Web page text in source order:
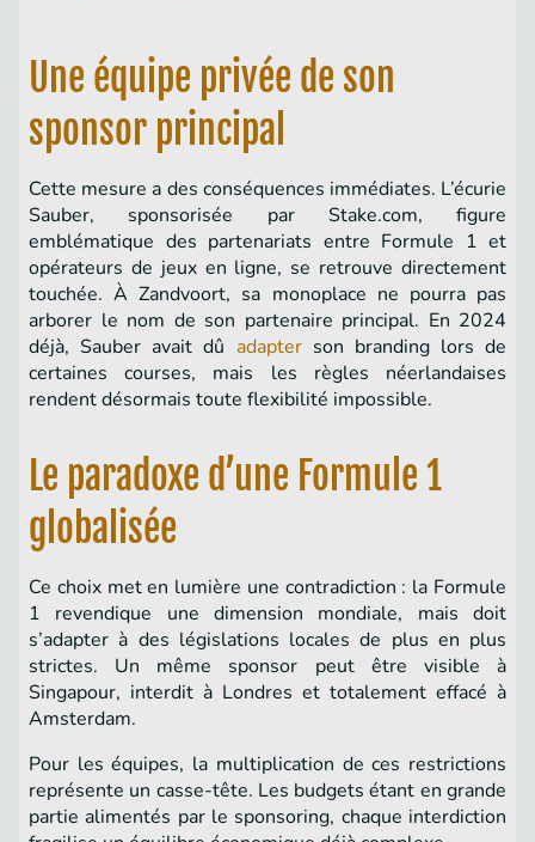
Une équipe privée de son
sponsor principal
Cette mesure a des conséquences immédiates. L’écurie
Sauber, sponsorisée par Stake.com, figure
emblématique des partenariats entre Formule 1 et
opérateurs de jeux en ligne, se retrouve directement
touchée. À Zandvoort, sa monoplace ne pourra pas
arborer le nom de son partenaire principal. En 2024
déjà, Sauber avait dû adapterson branding lors de
certaines courses, mais les règles néerlandaises
rendent désormais toute flexibilité impossible.
Le paradoxe d’une Formule 1
globalisée
Ce choix met en lumière une contradiction : la Formule
1 revendique une dimension mondiale, mais doit
s’adapter à des législations locales de plus en plus
strictes. Un même sponsor peut être visible à
Singapour, interdit à Londres et totalement effacé à
Amsterdam.
Pour les équipes, la multiplication de ces restrictions
représente un casse-tête. Les budgets étant en grande
partie alimentés par le sponsoring, chaque interdiction